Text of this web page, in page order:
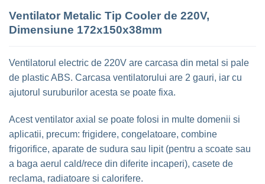
Ventilator Metalic Tip Cooler de 220V,
Dimensiune 172x150x38mm
Ventilatorul electric de 220V are carcasa din metal si pale
de plastic ABS. Carcasa ventilatorului are 2 gauri, iar cu
ajutorul suruburilor acesta se poate fixa.
Acest ventilator axial se poate folosi in multe domenii si
aplicatii, precum: frigidere, congelatoare, combine
frigorifice, aparate de sudura sau lipit (pentru a scoate sau
a baga aerul cald/rece din diferite incaperi), casete de
reclama, radiatoare si calorifere.